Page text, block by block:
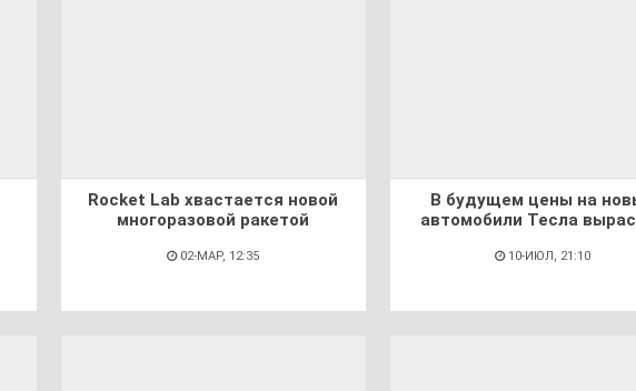
Rocket Lab хвастается новой
многоразовой ракетой
02-МАР, 12:35
В будущем цены на
автомобили Тесла
10-ИЮЛ, 21:10